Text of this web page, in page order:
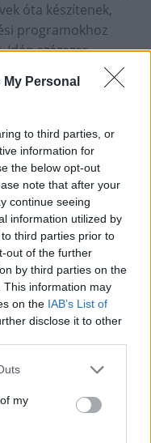
Personal
to third parties, or
information for
the below opt-out
note that after your
continue seeing
information utilized by
third parties prior to
out of the further
by third parties on the
This information may
on the IAB’s List of
disclose it to other
one or more Google
You may click to
third-party tags to
in below Google
my
óta készítenek,
programokhoz
százezer
munkafüzet és
az ahhoz
program keretén belül
honlapot is
oldalon elérhető
rendszerben
Iskola és
nagy szükség van
gyerekek az életben
eleme, hogy